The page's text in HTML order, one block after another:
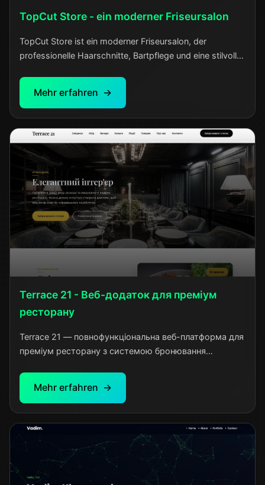
TopCut Store - ein moderner Friseursalon
TopCut Store ist ein moderner Friseursalon, der
professionelle Haarschnitte, Bartpflege und eine stilvolle
vereint.
Mehr erfahren
Terrace 21 - Веб-додаток для преміум
ресторану
Terrace 21 — повнофункціональна веб-платформа для
преміум ресторану з системою бронювання
Реалізовано безпечну JWT автентифікацію через
HttpOnly cookies, адаптивний дизайн для всіх
бронювань. Проект включає адміністративну панель,
інтеграцію з картами та оптимізовану
продуктивність. Розроблено за 5 тижнів з акцентом
на UX та безпеку
Mehr erfahren